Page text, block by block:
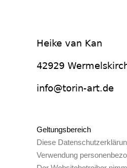
Geltungsbereich
Diese
Verwendung